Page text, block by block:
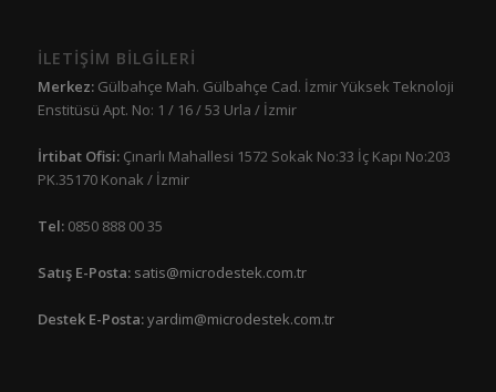
İLETİŞİM BİLGİLERİ
Merkez:Gülbahçe Mah. Gülbahçe Cad. İzmir Yüksek Teknoloji
Enstitüsü Apt. No: 1 / 16 / 53 Urla / İzmir
İrtibat Ofisi: Çınarlı Mahallesi 1572 Sokak No:33 İç Kapı No:203
PK.35170 Konak / İzmir
Tel:0850 888 00 35
Satış E-Posta: satis@microdestek.com.tr
Destek E-Posta:yardim@microdestek.com.tr